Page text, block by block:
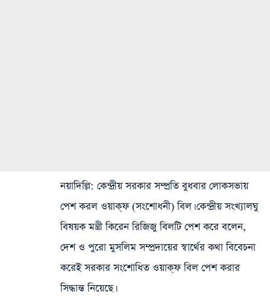
নয়াদিল্লি: কেন্দ্রীয় সরকার সম্প্রতি বুধবার লোকসভায়
পেশ করল ওয়াক্‌ফ (সংশোধনী) বিল। কেন্দ্রীয় সংখ্যালঘু
বিষয়ক মন্ত্রী কিরেন রিজিজু বিলটি পেশ করে বলেন,
দেশ ও পুরো মুসলিম সম্প্রদায়ের স্বার্থের কথা বিবেচনা
করেই সরকার সংশোধিত ওয়াক্‌ফ বিল পেশ করার
সিদ্ধান্ত নিয়েছে।